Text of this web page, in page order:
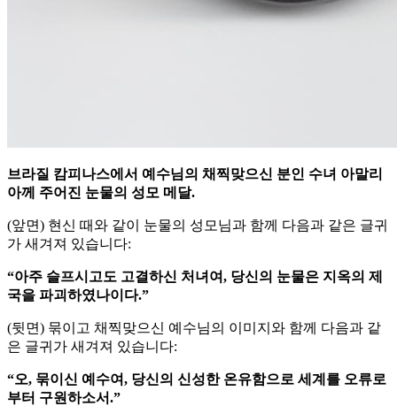
브라질 캄피나스에서 예수님의 채찍맞으신 분인 수녀 아말리
아께 주어진 눈물의 성모 메달.
(앞면) 현신 때와 같이 눈물의 성모님과 함께 다음과 같은 글귀
가 새겨져 있습니다:
“아주 슬프시고도 고결하신 처녀여, 당신의 눈물은 지옥의 제
국을 파괴하였나이다.”
(뒷면) 묶이고 채찍맞으신 예수님의 이미지와 함께 다음과 같
은 글귀가 새겨져 있습니다:
“오, 묶이신 예수여, 당신의 신성한 온유함으로 세계를 오류로
부터 구원하소서.”